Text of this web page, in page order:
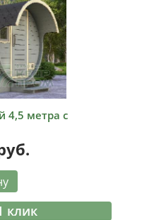
4,5 метра с
клик